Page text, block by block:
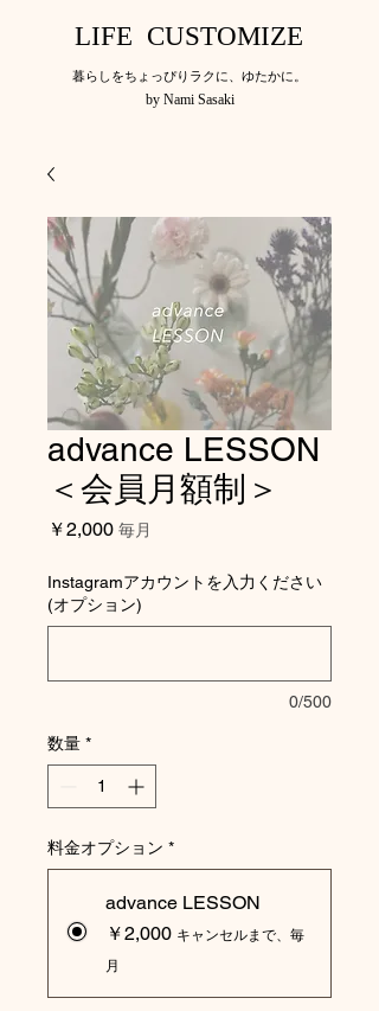
LIFE CUSTOMIZE
​暮らしをちょっぴりラクに、ゆたかに。
by Nami Sasaki
advance LESSON
＜会員月額制＞
￥2,000価
毎月
Instagramアカウントを入力ください
(オプション)
0/500
数量 *
料金オプション *
advance LESSON
￥2,000 キャンセルまで、毎
月